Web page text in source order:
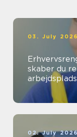
03. July 2026
skaber du
02. July